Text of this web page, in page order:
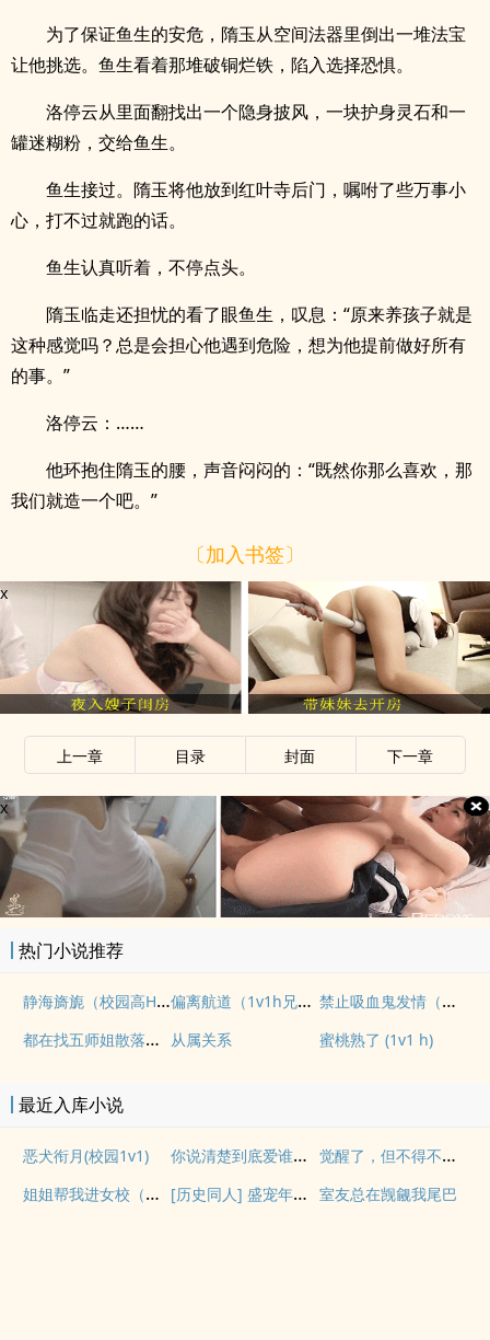
为了保证鱼生的安危，隋玉从空间法器里倒出一堆法宝
让他挑选。鱼生看着那堆破铜烂铁，陷入选择恐惧。
洛停云从里面翻找出一个隐身披风，一块护身灵石和一
罐迷糊粉，交给鱼生。
鱼生接过。隋玉将他放到红叶寺后门，嘱咐了些万事小
心，打不过就跑的话。
鱼生认真听着，不停点头。
隋玉临走还担忧的看了眼鱼生，叹息：“原来养孩子就是
这种感觉吗？总是会担心他遇到危险，想为他提前做好所有
的事。”
洛停云：……
他环抱住隋玉的腰，声音闷闷的：“既然你那么喜欢，那
我们就造一个吧。”
〔加入书签〕
x
上一章 目录 封面 下一章
x
热门小说推荐
静海旖旎（校园高H） 偏离航道（1v1h兄妹骨科bg）
禁止吸血鬼发情（姐狗高H 1v1）
都在找五师姐散落的法宝
从属关系 蜜桃熟了 (1v1 h)
最近入库小说
恶犬衔月(校园1v1) 你说清楚到底爱谁（gl纯百）
觉醒了，但不得不做!【校园NPH】
姐姐帮我进女校（骨科，NPH，年下）
[历史同人] 盛宠年贵妃：娘娘她只想当太后 室友总在觊觎我尾巴